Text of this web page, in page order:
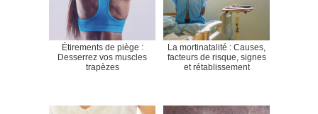
Étirements de piège :
Desserrez vos muscles
trapèzes
La mortinatalité : Causes,
facteurs de risque, signes
et rétablissement